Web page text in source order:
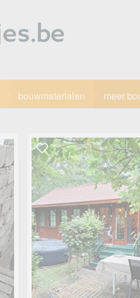
bouwmaterialen meer